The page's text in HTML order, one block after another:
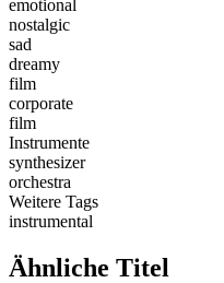
emotional
nostalgic
sad
dreamy
film
corporate
film
Instrumente
synthesizer
orchestra
Weitere Tags
instrumental
Ähnliche Titel